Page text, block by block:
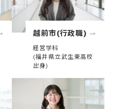
越前市(行政職)
経営学科
(福井県立武生東高校
出身)